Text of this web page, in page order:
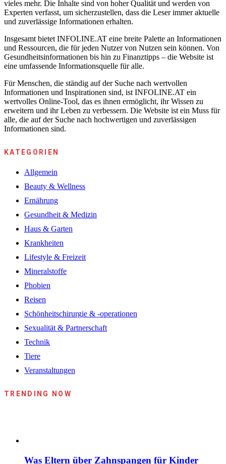
vieles mehr. Die Inhalte sind von hoher Qualität und werden von
Experten verfasst, um sicherzustellen, dass die Leser immer aktuelle
und zuverlässige Informationen erhalten.
Insgesamt bietet INFOLINE.AT eine breite Palette an Informationen
und Ressourcen, die für jeden Nutzer von Nutzen sein können. Von
Gesundheitsinformationen bis hin zu Finanztipps – die Website ist
eine umfassende Informationsquelle für alle.
Für Menschen, die ständig auf der Suche nach wertvollen
Informationen und Inspirationen sind, ist INFOLINE.AT ein
wertvolles Online-Tool, das es ihnen ermöglicht, ihr Wissen zu
erweitern und ihr Leben zu verbessern. Die Website ist ein Muss für
alle, die auf der Suche nach hochwertigen und zuverlässigen
Informationen sind.
KATEGORIEN
Allgemein
Beauty & Wellness
Ernährung
Gesundheit & Medizin
Haus & Garten
Krankheiten
Lifestyle & Freizeit
Mineralstoffe
Phobien
Reisen
Schönheitschirurgie & -operationen
Sexualität & Partnerschaft
Technik
Tiere
Veranstaltungen
TRENDING NOW
Was Eltern über Zahnspangen für Kinder